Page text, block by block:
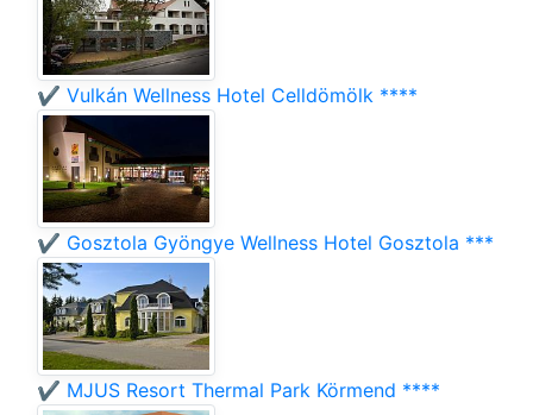
✔️ Vulkán Wellness Hotel Celldömölk ****
✔️ Gosztola Gyöngye Wellness Hotel Gosztola ***
✔️ MJUS Resort Thermal Park Körmend ****